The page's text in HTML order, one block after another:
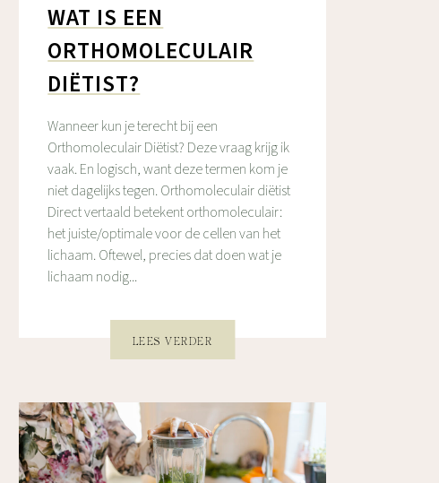
WAT IS EEN
ORTHOMOLECULAIR
DIËTIST?
Wanneer kun je terecht bij een
Orthomoleculair Diëtist? Deze vraag krijg ik
vaak. En logisch, want deze termen kom je
niet dagelijks tegen. Orthomoleculair diëtist
Direct vertaald betekent orthomoleculair:
het juiste/optimale voor de cellen van het
lichaam. Oftewel, precies dat doen wat je
lichaam nodig...
LEES VERDER